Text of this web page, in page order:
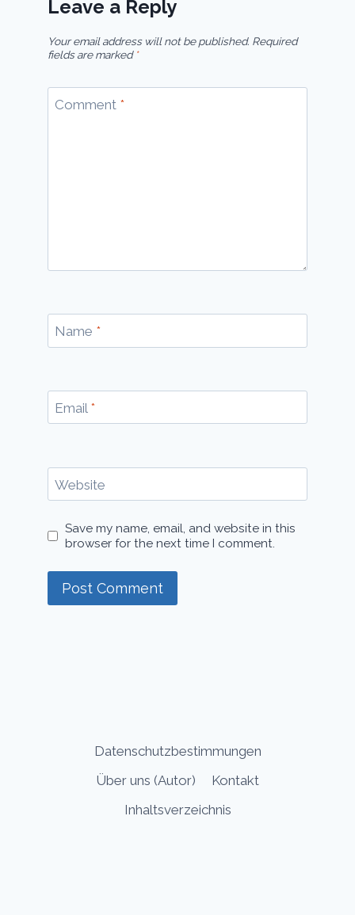
Leave a Reply
Your email address will not be published. Required
fields are marked *
Comment *
Name *
Email *
Website
Save my name, email, and website in this
browser for the next time I comment.
Datenschutzbestimmungen
Über uns (Autor)
Kontakt
Inhaltsverzeichnis